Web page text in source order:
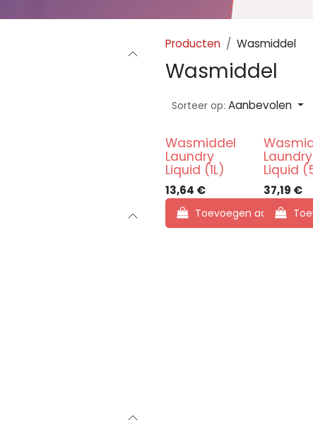
Producten Wasmiddel
Wasmiddel
Sorteer op: Aanbevolen
Wasmiddel
Laundry
Liquid (1L)
13,64 €
Toevoegen aan
Laundry
Liquid
37,19 €